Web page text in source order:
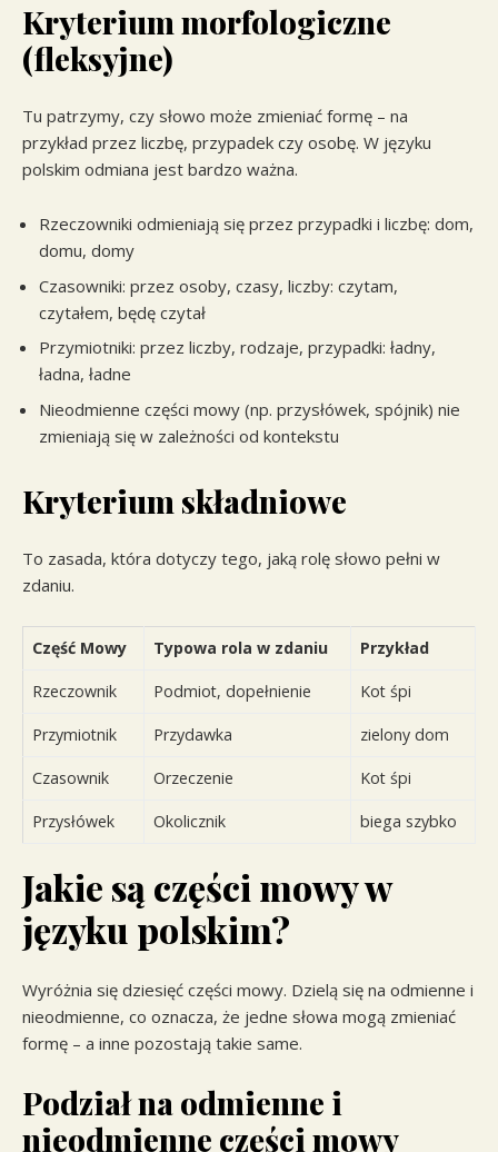
Kryterium morfologiczne
(fleksyjne)
Tu patrzymy, czy słowo może zmieniać formę – na
przykład przez liczbę, przypadek czy osobę. W języku
polskim odmiana jest bardzo ważna.
Rzeczowniki odmieniają się przez przypadki i liczbę: dom,
domu, domy
Czasowniki: przez osoby, czasy, liczby: czytam,
czytałem, będę czytał
Przymiotniki: przez liczby, rodzaje, przypadki: ładny,
ładna, ładne
Nieodmienne części mowy (np. przysłówek, spójnik) nie
zmieniają się w zależności od kontekstu
Kryterium składniowe
To zasada, która dotyczy tego, jaką rolę słowo pełni w
zdaniu.
Część Mowy Typowa rola w zdaniu Przykład
Rzeczownik Podmiot, dopełnienie Kot śpi
Przymiotnik Przydawka zielony dom
Czasownik Orzeczenie Kot śpi
Przysłówek Okolicznik biega szybko
Jakie są części mowy w
języku polskim?
Wyróżnia się dziesięć części mowy. Dzielą się na odmienne i
nieodmienne, co oznacza, że jedne słowa mogą zmieniać
formę – a inne pozostają takie same.
Podział na odmienne i
nieodmienne części mowy